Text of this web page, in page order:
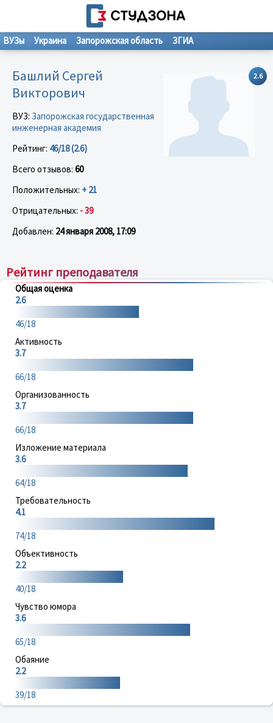
ВУЗы Украина Запорожская область ЗГИА
2.6
Башлий Сергей
Викторович
ВУЗ: Запорожская государственная
инженерная академия
Рейтинг: 46/18 (2.6)
Всего отзывов: 60
Положительных: + 21
Отрицательных: - 39
Добавлен: 24 января 2008, 17:09
Рейтинг преподавателя
Общая оценка
2.6
46/18
Активность
3.7
66/18
Организованность
3.7
66/18
Изложение материала
3.6
64/18
Требовательность
4.1
74/18
Объективность
2.2
40/18
Чувство юмора
3.6
65/18
Обаяние
2.2
39/18